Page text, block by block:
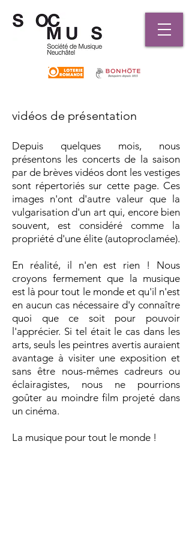
vidéos de présentation
Depuis quelques mois, nous
présentons les concerts de la saison
par de brèves vidéos dont les vestiges
sont répertoriés sur cette page. Ces
images n'ont d'autre valeur que la
vulgarisation d'un art qui, encore bien
souvent, est considéré comme la
propriété d'une élite (autoproclamée).
En réalité, il n'en est rien ! Nous
croyons fermement que la musique
est là pour tout le monde et qu'il n'est
en aucun cas nécessaire d'y connaître
quoi que ce soit pour pouvoir
l'apprécier. Si tel était le cas dans les
arts, seuls les peintres avertis auraient
avantage à visiter une exposition et
sans être nous-mêmes cadreurs ou
éclairagistes, nous ne pourrions
goûter au moindre film projeté dans
un cinéma.
La musique pour tout le monde !